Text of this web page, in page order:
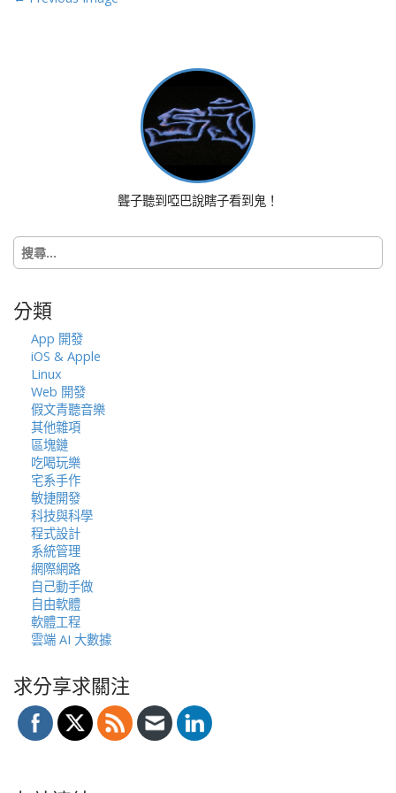
i
o
n
聾子聽到啞巴說瞎子看到鬼！
搜
尋
字:
分類
App 開發
iOS & Apple
Linux
Web 開發
假文青聽音樂
其他雜項
區塊鏈
吃喝玩樂
宅系手作
敏捷開發
科技與科學
程式設計
系統管理
網際網路
自己動手做
自由軟體
軟體工程
雲端 AI 大數據
求分享求關注